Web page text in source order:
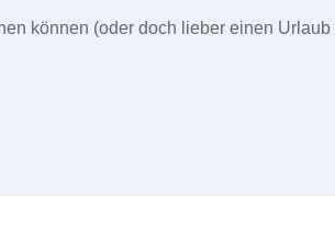
können (oder doch lieber einen Urlaub